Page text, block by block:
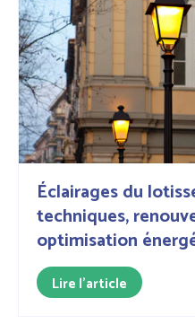
Éclairages du
techniques,
optimisation
Lire l'article